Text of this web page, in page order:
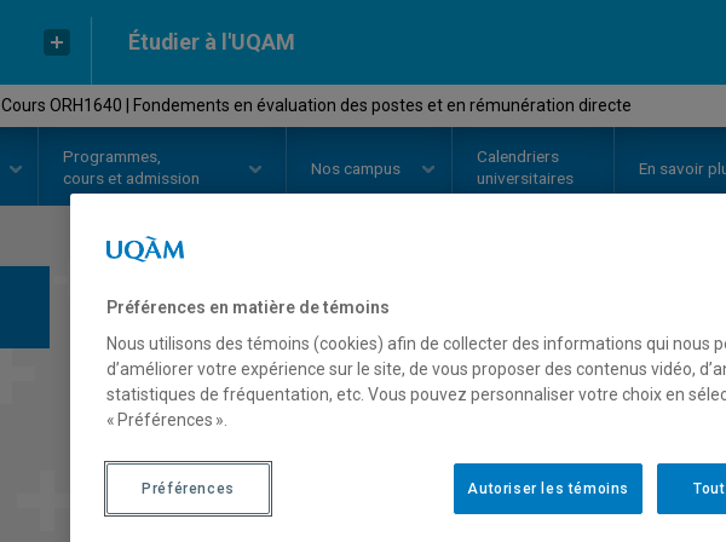
Étudier à l'UQAM
Cours ORH1640 | Fondements en évaluation des postes et en rémunération directe
Programmes,
cours et admission
Nos campus
Calendriers
universitaires
En savoir
COURS// ORH1640
postes et en
Description Horaire - Été 2026
Préférences en matière de témoins
Nous utilisons des témoins (cookies) afin de collecter des informations qui nous
d’améliorer votre expérience sur le site, de vous proposer des contenus vidéo,
statistiques de fréquentation, etc. Vous pouvez personnaliser votre choix en
« Préférences ».
Autoriser les témoins
Préférences